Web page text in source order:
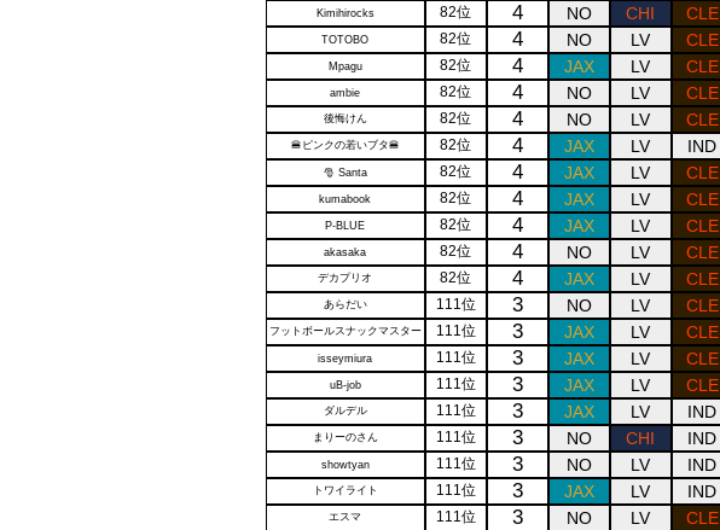
Kimihirocks 82位 4 NO CHI CLE
TOTOBO 82位 4 NO LV CLE
Mpagu 82位 4 JAX LV CLE
ambie 82位 4 NO LV CLE
後悔けん 82位 4 NO LV CLE
🍔ピンクの若いブタ🍔 82位 4 JAX LV IND
🎅 Santa 82位 4 JAX LV CLE
kumabook 82位 4 JAX LV CLE
P-BLUE 82位 4 JAX LV CLE
akasaka 82位 4 NO LV CLE
デカプリオ 82位 4 JAX LV CLE
あらだい 111位 3 NO LV CLE
フットボールスナックマスター 111位 3 JAX LV CLE
isseymiura 111位 3 JAX LV CLE
uB-job 111位 3 JAX LV CLE
ダルデル 111位 3 JAX LV IND
まりーのさん 111位 3 NO CHI IND
showtyan 111位 3 NO LV IND
トワイライト 111位 3 JAX LV IND
エスマ 111位 3 NO LV CLE